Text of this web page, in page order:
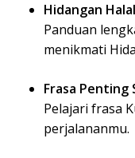
Hidangan
Panduan
menikmati
Frasa Penting
Pelajari frasa
perjalananmu.